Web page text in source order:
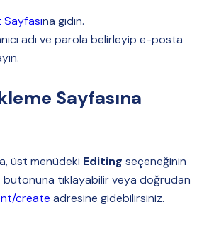
na gidin.
adı ve parola belirleyip e-posta
Sayfasına
üst menüdeki Editing seçeneğinin
butonuna tıklayabilir veya doğrudan
create adresine gidebilirsiniz.